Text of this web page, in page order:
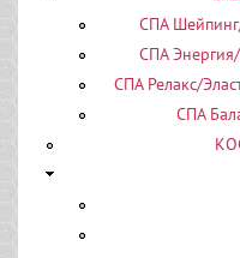
СПА
СПА
СПА Релакс/
СПА